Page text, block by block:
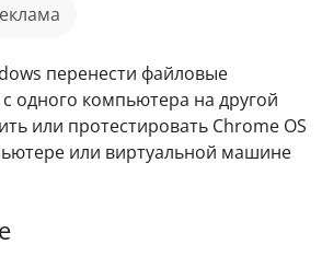
реклама
перенести файловые
одного компьютера на другой
или протестировать Chrome OS
или виртуальной машине